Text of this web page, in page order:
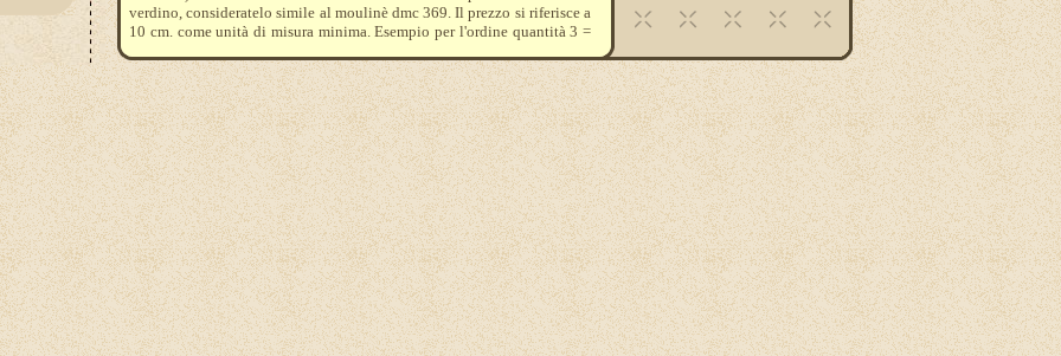
verdino, consideratelo simile al moulinè dmc 369. Il prezzo si riferisce a
10 cm. come unità di misura minima. Esempio per l'ordine quantità 3 =